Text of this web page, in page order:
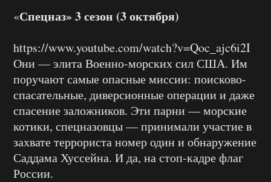
«Спецназ» 3 сезон (3 октября)
https://www.youtube.com/watch?v=Qoc_ajc6i2I
Они — элита Военно-морских сил США. Им
поручают самые опасные миссии: поисково-
спасательные, диверсионные операции и даже
спасение заложников. Эти парни — морские
котики, спецназовцы — принимали участие в
захвате террориста номер один и обнаружение
Саддама Хуссейна. И да, на стоп-кадре флаг
России.